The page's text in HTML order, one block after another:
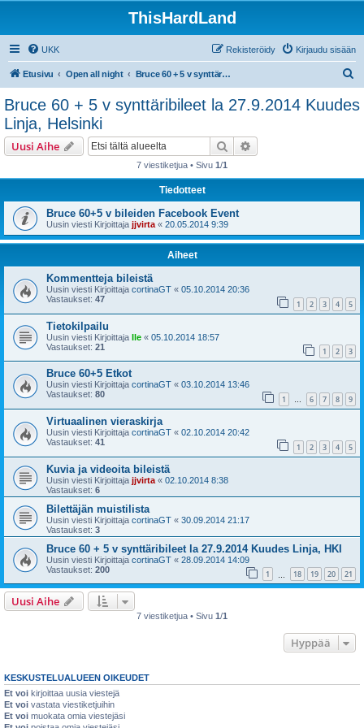
ThisHardLand
UKK Kirjaudu sisään
Rekisteröidy
Etusivu Open all night Bruce 60 + 5 v synttäribileet la 27.9.2014 Kuudes Linja, Helsinki
s
Bruce 60 + 5 v synttäribileet la 27.9.2014 Kuudes
Linja, Helsinki
Uusi Aihe Etsi
7 viestiketjua • Sivu 1/1
Tiedotteet
Bruce 60+5 v bileiden Facebook Event
Uusin viesti Kirjoittaja jjvirta « 20.05.2014 9:39
Aiheet
Kommentteja bileistä
Uusin viesti Kirjoittaja cortinaGT « 05.10.2014 20:36
Vastaukset: 47 1 2 3 4 5
Tietokilpailu
Uusin viesti Kirjoittaja Ile « 05.10.2014 18:57
Vastaukset: 21 1 2 3
Bruce 60+5 Etkot
Uusin viesti Kirjoittaja cortinaGT « 03.10.2014 13:46
Vastaukset: 80 1 … 6 7 8 9
Virtuaalinen vieraskirja
Uusin viesti Kirjoittaja cortinaGT « 02.10.2014 20:42
Vastaukset: 41 1 2 3 4 5
Kuvia ja videoita bileistä
Uusin viesti Kirjoittaja jjvirta « 02.10.2014 8:38
Vastaukset: 6
Bilettäjän muistilista
Uusin viesti Kirjoittaja cortinaGT « 30.09.2014 21:17
Vastaukset: 3
Bruce 60 + 5 v synttäribileet la 27.9.2014 Kuudes Linja, HKI
Uusin viesti Kirjoittaja cortinaGT « 28.09.2014 14:09
Vastaukset: 200 1 18 19 20 21
Uusi Aihe
7 viestiketjua • Sivu 1 /1
Hyppää
KESKUSTELUALUEEN OIKEUDET
Et voi kirjoittaa uusia viestejä
Et voi vastata viestiketjuihin
Et voi muokata omia viestejäsi